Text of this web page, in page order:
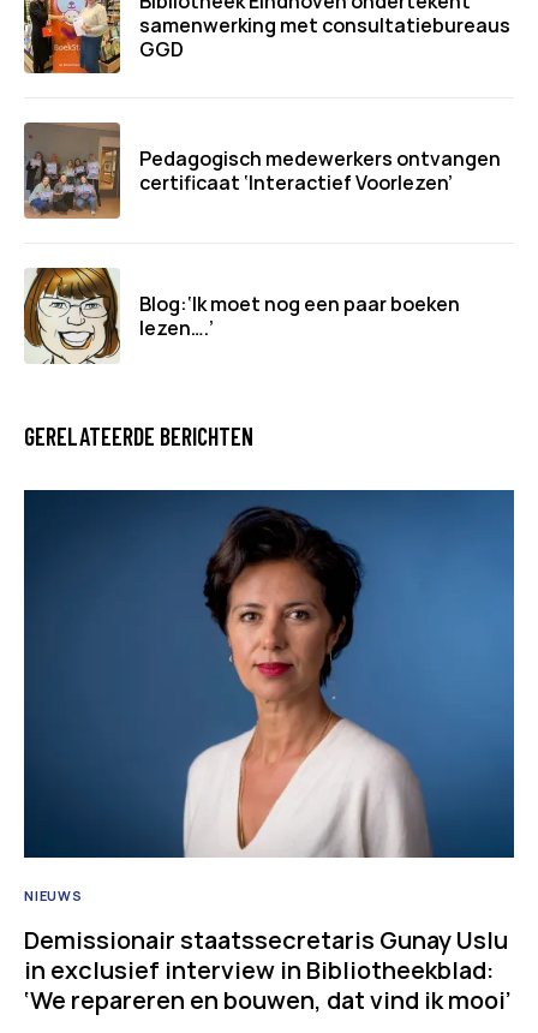
samenwerking met consultatiebureaus
GGD
Pedagogisch medewerkers ontvangen
certificaat ‘Interactief Voorlezen’
Blog:‘Ik moet nog een paar boeken
lezen….’
GERELATEERDE BERICHTEN
NIEUWS
Demissionair staatssecretaris Gunay Uslu
in exclusief interview in Bibliotheekblad:
‘We repareren en bouwen, dat vind ik mooi’